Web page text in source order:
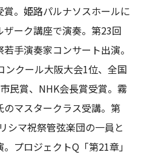
。姫路パルナソスホールに
ーク講座で演奏。第23回
手演奏家コンサート出演。
ンクール大阪大会1位、全国
民賞、NHK会長賞受賞。霧
マスタークラス受講。第
シマ祝祭管弦楽団の一員と
プロジェクトQ「第21章」